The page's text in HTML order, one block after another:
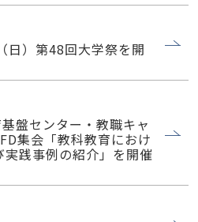
日）第48回大学祭を開
盤センター・教職キャ
集会「教科教育におけ
践事例の紹介」を開催